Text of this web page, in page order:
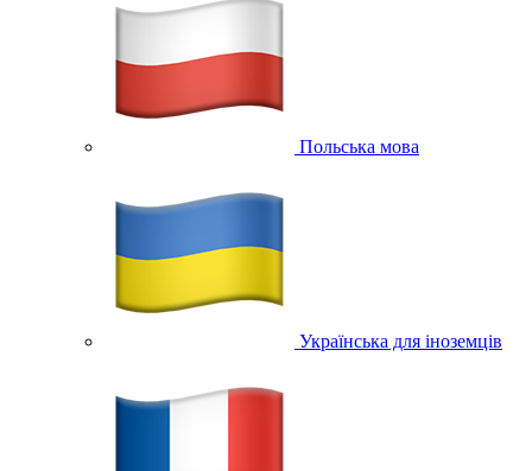
Польська мова
Українська для іноземців